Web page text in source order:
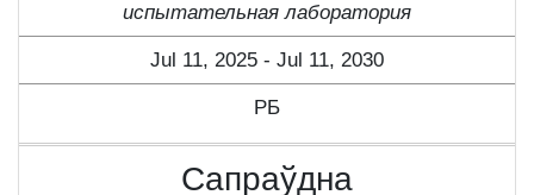
испытательная лаборатория
Jul 11, 2025 - Jul 11, 2030
РБ
Сапраўдна